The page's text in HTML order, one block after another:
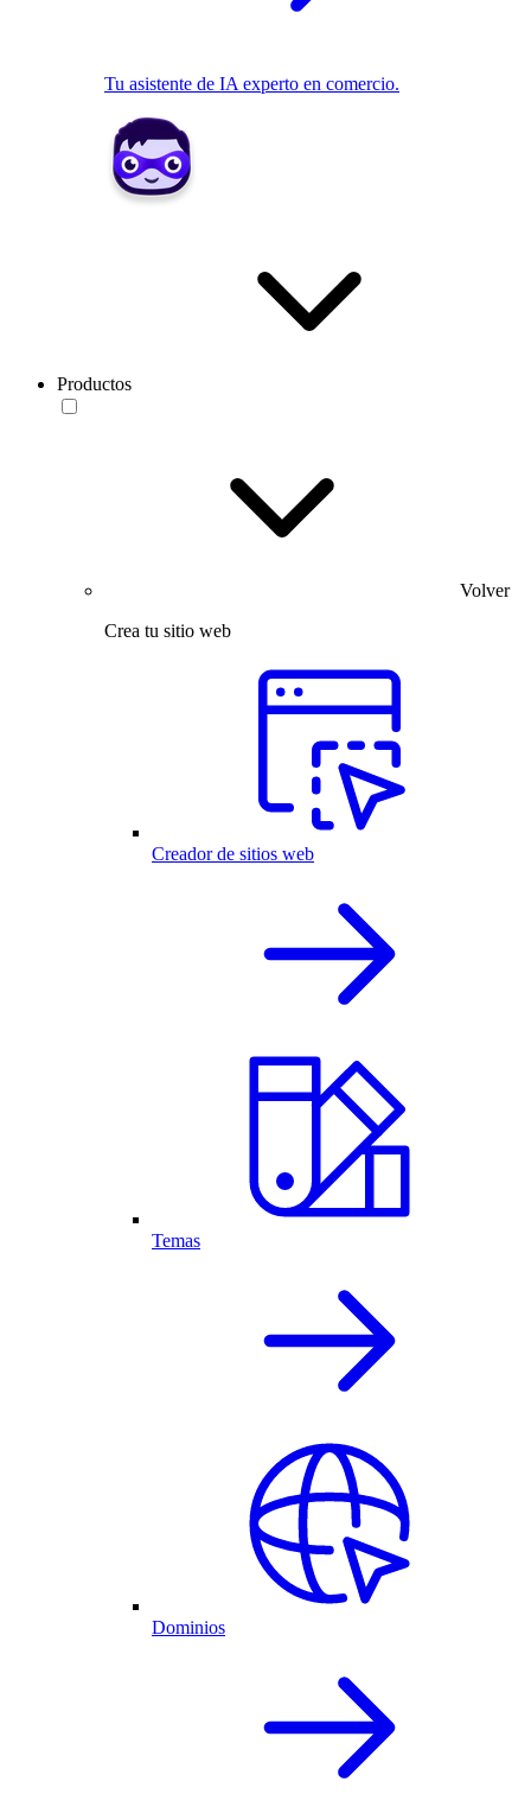
Tu asistente de IA experto en comercio.
Productos
Volver
Crea tu sitio web
Creador de sitios web
Temas
Dominios